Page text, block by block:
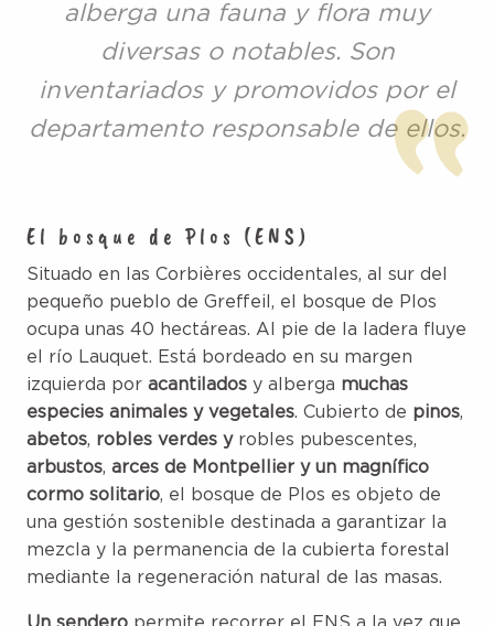
alberga una fauna y flora muy
diversas o notables. Son
inventariados y promovidos por el
departamento responsable de ellos.
El bosque de Plos (ENS)
Situado en las Corbières occidentales, al sur del
pequeño pueblo de Greffeil, el bosque de Plos
ocupa unas 40 hectáreas. Al pie de la ladera fluye
el río Lauquet. Está bordeado en su margen
izquierda por acantilados y alberga muchas
especies animales y vegetales. Cubierto de pinos,
abetos, robles verdes y robles pubescentes,
arbustos, arces de Montpellier y un magnífico
cormo solitario, el bosque de Plos es objeto de
una gestión sostenible destinada a garantizar la
mezcla y la permanencia de la cubierta forestal
mediante la regeneración natural de las masas.